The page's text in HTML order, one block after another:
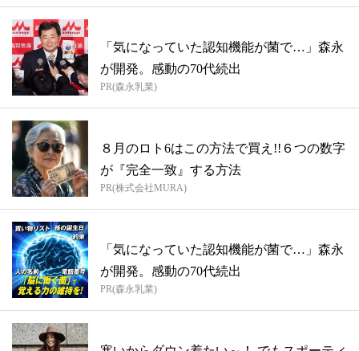
「気になっていた認知機能が菌で…」森永
が開発。感動の70代続出
PR(森永乳業)
８月のロト6はこの方法で買え!!６つの数字
が『完全一致』する方法
PR(株式会社MURA)
「気になっていた認知機能が菌で…」森永
が開発。感動の70代続出
PR(森永乳業)